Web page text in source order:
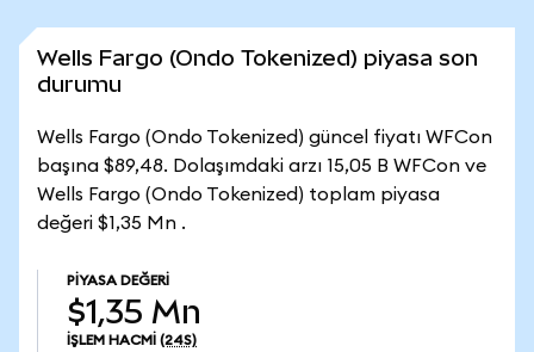
Wells Fargo (Ondo Tokenized) piyasa son
durumu
Wells Fargo (Ondo Tokenized) güncel fiyatı WFCon
başına $89,48. Dolaşımdaki arzı 15,05 B WFCon ve
Wells Fargo (Ondo Tokenized) toplam piyasa
değeri $1,35 Mn .
PIYASA DEĞERI
$1,35 Mn
İŞLEM HACMI (24S)